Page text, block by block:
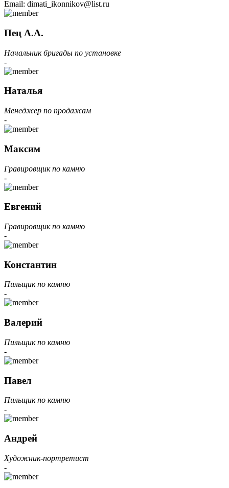
Email: dimati_ikonnikov@list.ru
Пец А.А.
Начальник бригады по установке
-
Наталья
Менеджер по продажам
-
Максим
Гравировщик по камню
-
Евгений
Гравировщик по камню
-
Константин
Пильщик по камню
-
Валерий
Пильщик по камню
-
Павел
Пильщик по камню
-
Андрей
Художник-портретист
-